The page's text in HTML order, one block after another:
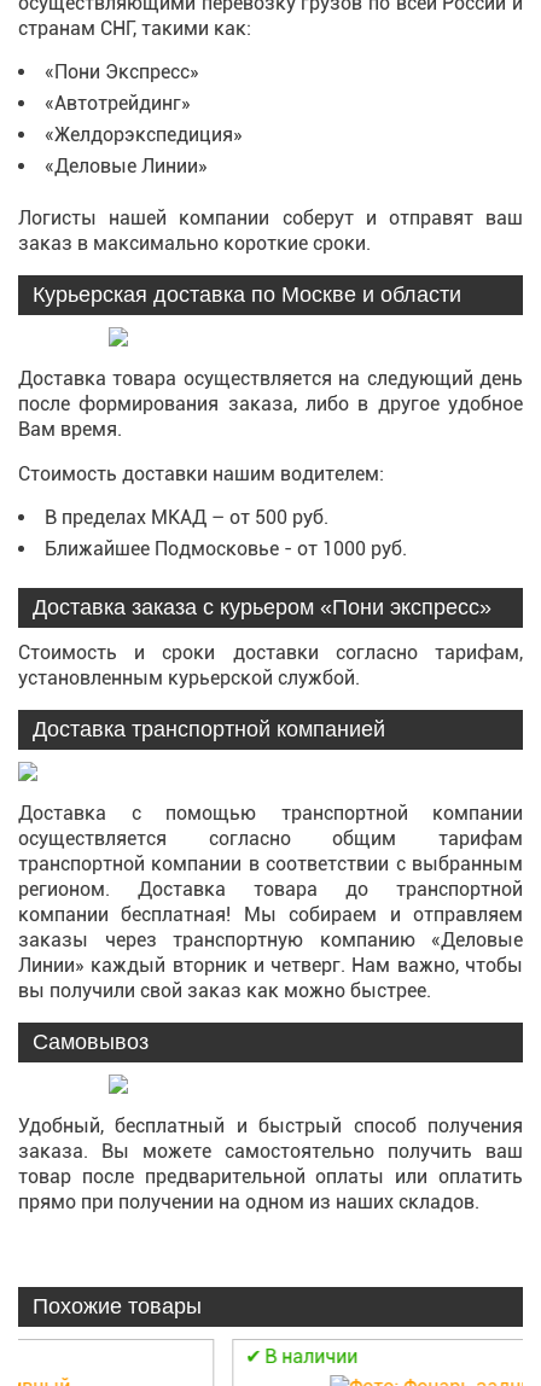
странам СНГ, такими как:
«Пони Экспресс»
«Автотрейдинг»
«Желдорэкспедиция»
«Деловые Линии»
Логисты нашей компании соберут и отправят ваш
заказ в максимально короткие сроки.
Курьерская доставка по Москве и области
Доставка товара осуществляется на следующий день
после формирования заказа, либо в другое удобное
Вам время.
Стоимость доставки нашим водителем:
В пределах МКАД – от 500 руб.
Ближайшее Подмосковье - от 1000 руб.
Доставка заказа с курьером «Пони экспресс»
Стоимость и сроки доставки согласно тарифам,
установленным курьерской службой.
Доставка транспортной компанией
Доставка с помощью транспортной компании
осуществляется согласно общим тарифам
транспортной компании в соответствии с выбранным
регионом. Доставка товара до транспортной
компании бесплатная! Мы собираем и отправляем
заказы через транспортную компанию «Деловые
Линии» каждый вторник и четверг. Нам важно, чтобы
вы получили свой заказ как можно быстрее.
Самовывоз
Удобный, бесплатный и быстрый способ получения
заказа. Вы можете самостоятельно получить ваш
товар после предварительной оплаты или оплатить
прямо при получении на одном из наших складов.
Похожие товары